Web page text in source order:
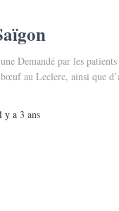
Demandé par les
au Leclerc, ainsi que
y a 3 ans